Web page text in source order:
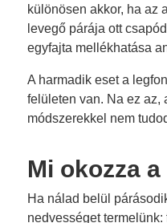
különösen akkor, ha az
levegő párája ott
egyfajta mellékhatása
A harmadik eset a
felületen van. Na ez az,
módszerekkel nem
Mi okozza
Ha nálad belül
nedvességet